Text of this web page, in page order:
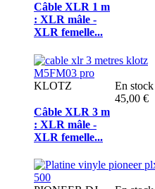
Câble XLR 1 m
: XLR mâle -
XLR femelle...
KLOTZ
Câble XLR 3 m
: XLR mâle -
XLR femelle...
En stock
45,00 €